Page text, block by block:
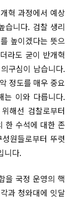
혁 과정에서 예상
습니다. 검찰 생리
높이겠다는 뜻으
라도 굳이 반개혁
구심이 남습니다.
정도를 매우 중요
는 이와 다릅니다.
해선 검찰로부터
한 수석에 대한 존
원들로부터 뚜렷
니다.
을 국정 운영의 핵
과 청와대에 잇달